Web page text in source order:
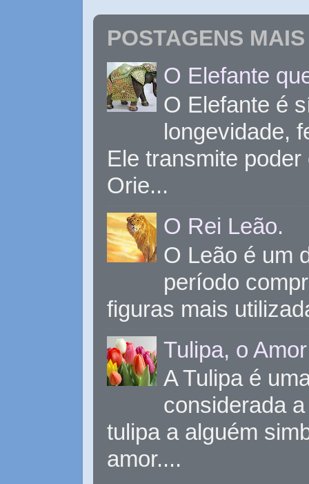
POSTAGENS
O Elefante
O Elefante é
longevidade,
Ele transmite
Orie...
O Rei Leão.
O Leão é um
período
figuras mais
Tulipa, o
A Tulipa é
considerada
tulipa a alguém
amor....